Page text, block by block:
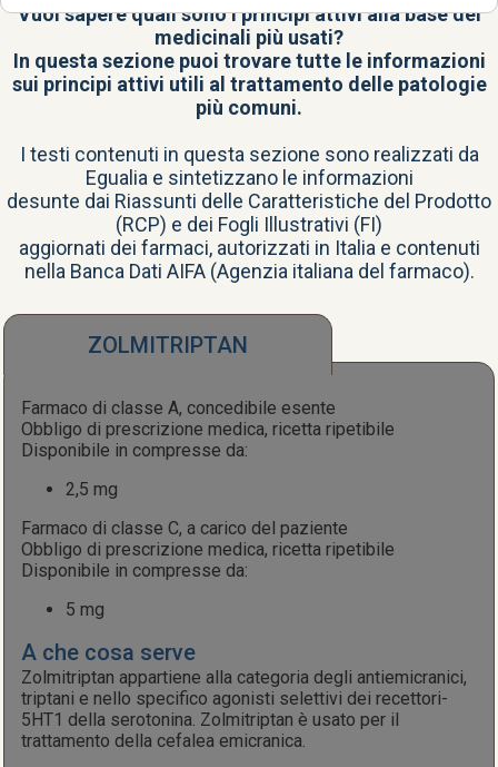
Vuoi sapere quali sono i principi attivi alla base dei
medicinali più usati?
In questa sezione puoi trovare tutte le informazioni
sui principi attivi utili al trattamento delle patologie
più comuni.
I testi contenuti in questa sezione sono realizzati da
Egualia e sintetizzano le informazioni
desunte dai Riassunti delle Caratteristiche del Prodotto
(RCP) e dei Fogli Illustrativi (FI)
aggiornati dei farmaci, autorizzati in Italia e contenuti
nella Banca Dati AIFA(Agenzia italiana del farmaco).
ZOLMITRIPTAN
Farmaco di classe A, concedibile esente
Obbligo di prescrizione medica, ricetta ripetibile
Disponibile in compresse da:
2,5 mg
Farmaco di classe C, a carico del paziente
Obbligo di prescrizione medica, ricetta ripetibile
Disponibile in compresse da:
5 mg
A che cosa serve
Zolmitriptan appartiene alla categoria degli antiemicranici,
triptani e nello specifico agonisti selettivi dei recettori-
5HT1 della serotonina. Zolmitriptan è usato per il
trattamento della cefalea emicranica.